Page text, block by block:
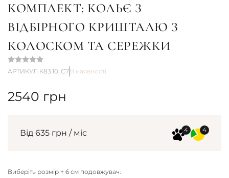
КОМПЛЕКТ: КОЛЬЄ З
ВІДБІРНОГО КРИШТАЛЮ З
КОЛОСКОМ ТА СЕРЕЖКИ
АРТИКУЛ К83.10, С7В наявності
2540 грн
Від 635 грн / міс
Виберіть розмір + 6 см подовжувач: